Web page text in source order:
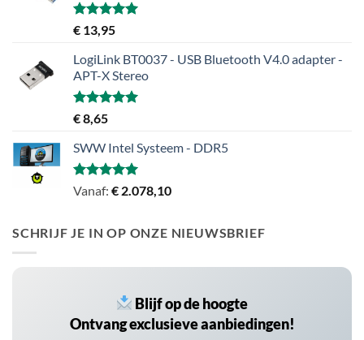
Gewaardeerd
uit 5
€ 13,95
LogiLink BT0037 - USB Bluetooth V4.0 adapter -
APT-X Stereo
Gewaardeerd
5.00
€8,65
SWW Intel Systeem - DDR5
Gewaardeerd
Vanaf: € 2.078,10
SCHRIJF JE IN OP ONZE NIEUWSBRIEF
Blijf op de hoogte
Ontvang exclusieve aanbiedingen!